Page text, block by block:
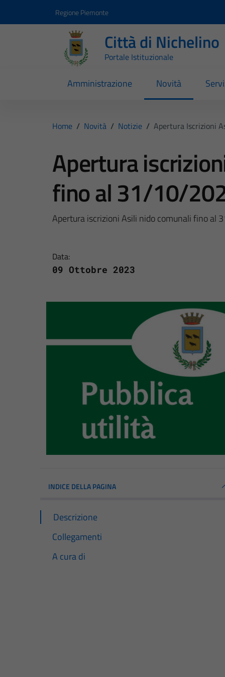
Regione Piemonte
Città di Nichelino
Portale Istituzionale
Amministrazione Novità
Home / Novità / Notizie / Apertura Iscrizioni
Apertura
fino al 31/10/
Apertura iscrizioni Asili nido comunali fino al
Data:
09 Ottobre 2023
INDICE DELLA PAGINA
Descrizione
Collegamenti
A cura di